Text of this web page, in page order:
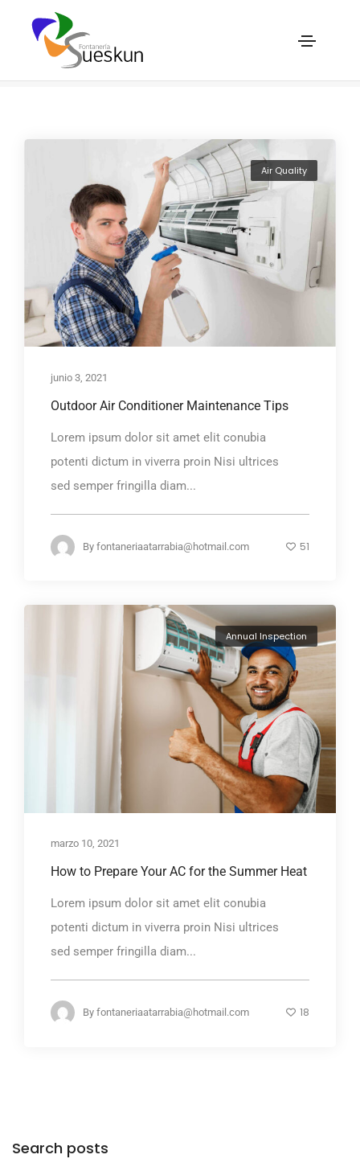
Home
Air Quality
junio 3, 2021
Outdoor Air Conditioner Maintenance Tips
Lorem ipsum dolor sit amet elit conubia
potenti dictum in viverra proin Nisi ultrices
sed semper fringilla diam...
By fontaneriaatarrabia@hotmail.com 51
Annual Inspection
marzo 10, 2021
How to Prepare Your AC for the Summer Heat
Lorem ipsum dolor sit amet elit conubia
potenti dictum in viverra proin Nisi ultrices
sed semper fringilla diam...
By fontaneriaatarrabia@hotmail.com 18
Search posts